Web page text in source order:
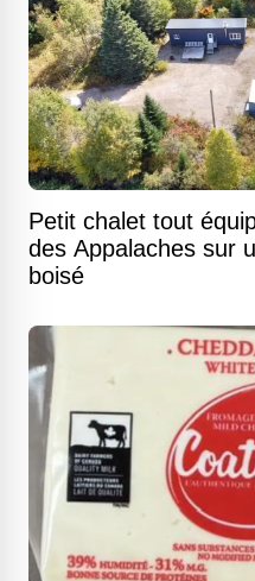
Petit chalet tout
des Appalaches sur
boisé